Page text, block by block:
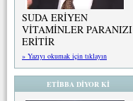
SUDA ERİYEN
VİTAMİNLER PARANIZI
ERİTİR
» Yazıyı okumak için tıklayın
ETİBBA DİYOR Kİ